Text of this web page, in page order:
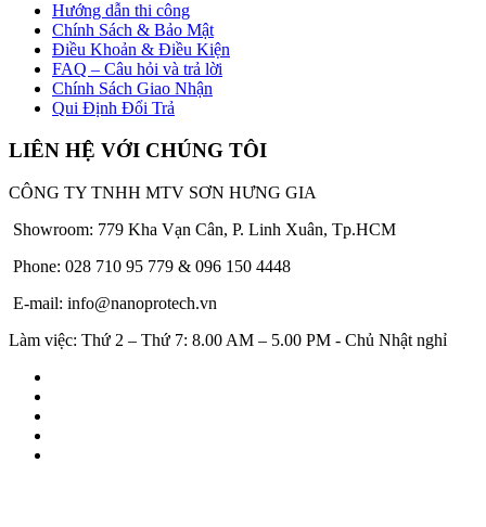
Hướng dẫn thi công
Chính Sách & Bảo Mật
Điều Khoản & Điều Kiện
FAQ – Câu hỏi và trả lời
Chính Sách Giao Nhận
Qui Định Đổi Trả
LIÊN HỆ VỚI CHÚNG TÔI
CÔNG TY TNHH MTV SƠN HƯNG GIA
Showroom: 779 Kha Vạn Cân, P. Linh Xuân, Tp.HCM
Phone: 028 710 95 779 & 096 150 4448
E-mail: info@nanoprotech.vn
Làm việc: Thứ 2 – Thứ 7: 8.00 AM – 5.00 PM - Chủ Nhật nghỉ